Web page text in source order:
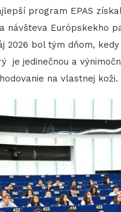
program EPAS
návšteva Európskekho
2026 bol tým dňom,
je jedinečnou a
na vlastnej koži.